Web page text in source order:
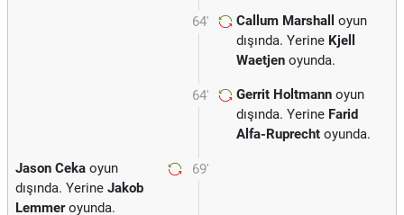
64' Callum Marshall
oyun
dışında. Yerine Kjell
Waetjen oyunda.
64' Gerrit Holtmann oyun
dışında. Yerine Farid
Alfa-Ruprecht oyunda.
69'
Jason Ceka oyun
dışında. Yerine Jakob
Lemmeroyunda.